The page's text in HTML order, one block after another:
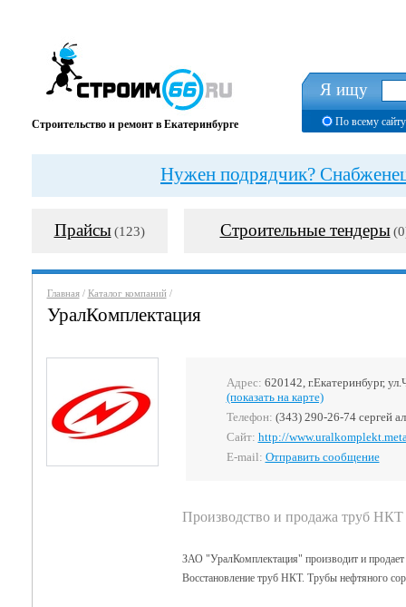
Строительство и ремонт в Екатеринбурге
Я ищу
По всему сайту
Нужен подрядчик?
Прайсы (123) Строительные тендеры
Главная/ Каталог компаний/
УралКомплектация
Адрес: 620142, г.Екатеринбург,
(показать на карте)
Телефон: (343) 290-26-74 сергей
Сайт: http://
E-mail: Отправить сообщение
Производство и продажа труб
ЗАО "УралКомплектация" производит и
Восстановление труб НКТ. Трубы нефтяного